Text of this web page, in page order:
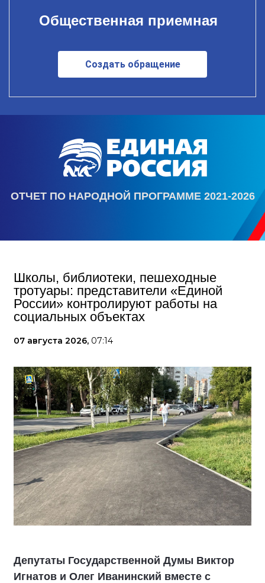
Общественная приемная
Создать обращение
ОТЧЕТ ПО НАРОДНОЙ ПРОГРАММЕ 2021-2026
Школы, библиотеки, пешеходные
тротуары: представители «Единой
России» контролируют работы на
социальных объектах
07 августа 2026, 07:14
Депутаты Государственной Думы Виктор
Игнатов и Олег Иванинский вместе с